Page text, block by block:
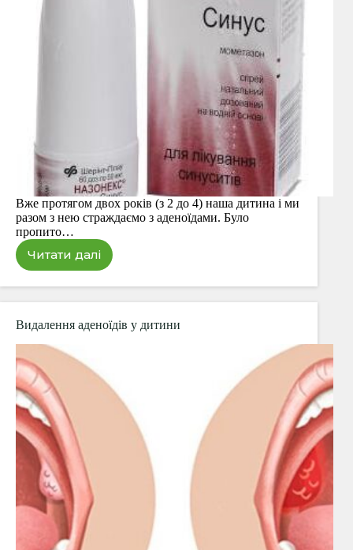
Вже протягом двох років (з 2 до 4) наша дитина і ми
разом з нею страждаємо з аденоїдами. Було
пропито…
Читати далі
Назонекс
аденоїдах
Видалення аденоїдів у дитини